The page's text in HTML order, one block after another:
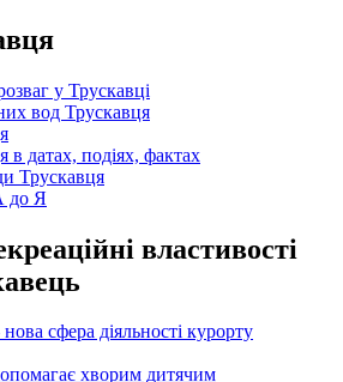
у Трускавці
вод Трускавця
в датах, подіях, фактах
Трускавця
до Я
властивості
сфера діяльності курорту
хворим дитячим